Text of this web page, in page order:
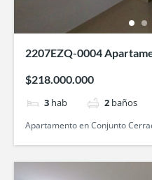
2207EZQ-0004
$218.000.000
3 hab 2 baños
Apartamento en Conjunto